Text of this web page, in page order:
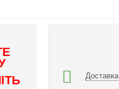
Доставка